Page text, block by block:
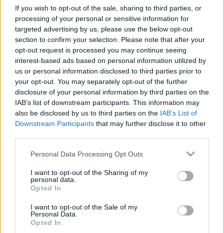
If you wish to opt-out of the sale, sharing to third parties, or
processing of your personal or sensitive information for
targeted advertising by us, please use the below opt-out
section to confirm your selection. Please note that after your
opt-out request is processed you may continue seeing
interest-based ads based on personal information utilized by
us or personal information disclosed to third parties prior to
your opt-out. You may separately opt-out of the further
disclosure of your personal information by third parties on the
IAB’s list of downstream participants. This information may
also be disclosed by us to third parties on the IAB’s List of
Downstream Participants that may further disclose it to other
Please note that this website/app uses one or more Google
not limited to your visit or usage behaviour. You may click to
grant or deny consent to Google and its third-party tags to
use your data for below specified purposes in below Google
consent section.
Personal Data Processing Opt Outs
I want to opt-out of the Sharing of my
personal data.
Opted In
I want to opt-out of the Sale of my
Personal Data.
Opted In
ha a választásnak egészségügyi indokai is vannak,
érdemes a többi összetevőt is alaposabban
átgondolni. Ez a felfújt könnyű és habos, de a
kukoricaliszt miatt a lisztérzékenyek is
fogyaszthatják, az ízesítőnek választott friss citromfű
levél pedig nemcsak nyugtató hatású, hanem az
emésztést is serkenti, így a fogyókúrázók és a
cukorbetegek is büntetlenül elfogyaszthatnak belőle
egy-egy szeletet.
- 100 g nyírfacukor
- 1 citrom
- 7 dl tej